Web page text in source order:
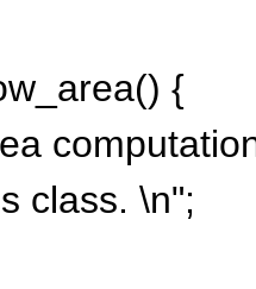
{
class. \n";